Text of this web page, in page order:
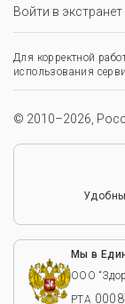
Войти в экстранет
Для корректной
использования
© 2010–2026,
Мы в
ООО
РТА